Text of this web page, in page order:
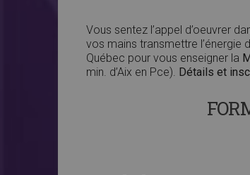
Vous sentez l’appel d’oeuvrer
vos mains transmettre l’énergie
Québec pour vous enseigner la
min. d’Aix en Pce). Détails et